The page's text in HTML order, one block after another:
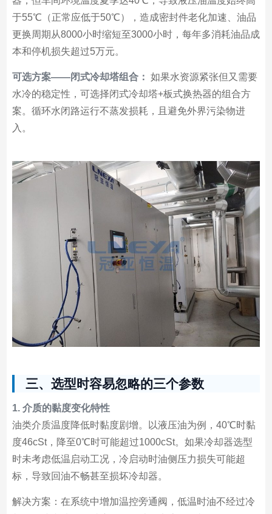
于55℃（正常应低于50℃），造成密封件老化加速、油品
更换周期从8000小时缩短至3000小时，每年多消耗油品成
本和停机损失超过5万元。
可选方案——闭式冷却塔组合： 如果水资源紧张但又需要
水冷的稳定性，可选择闭式冷却塔+板式换热器的组合方
案。循环水闭路运行不蒸发损耗，且避免外界污染物进
入。
三、选型时容易忽略的三个参数
1. 介质的黏度变化特性
油类介质温度降低时黏度剧增。以液压油为例，40℃时黏
度46cSt，降至0℃时可能超过1000cSt。如果冷却器选型
时未考虑低温启动工况，冷启动时油侧压力损失可能超
标，导致回油不畅甚至损坏冷却器。
解决方案：在系统中增加温控旁通阀，低温时油不经过冷